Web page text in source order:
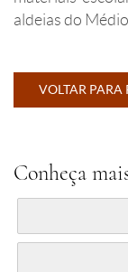
aldeias do
VOLTAR PARA
Conheça